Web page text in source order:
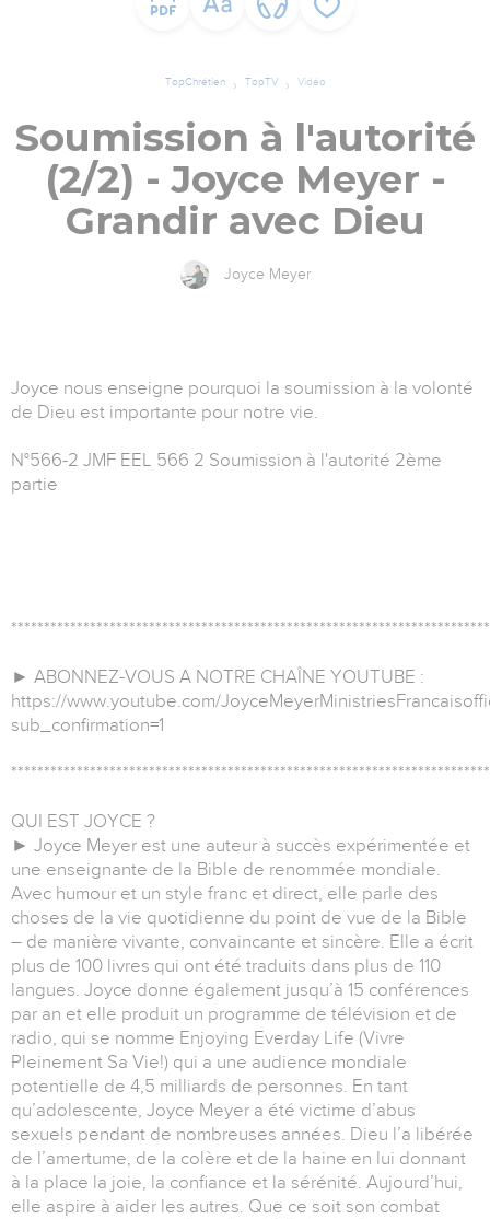
TopChrétien TopTV Vidéo
Soumission à l'autorité
(2/2) - Joyce Meyer -
Grandir avec Dieu
Joyce Meyer
Joyce nous enseigne pourquoi la soumission à la volonté
de Dieu est importante pour notre vie.
N°566-2 JMF EEL 566 2 Soumission à l'autorité 2ème
partie
► ABONNEZ-VOUS A NOTRE CHAÎNE YOUTUBE :
https://www.youtube.com/
sub_confirmation=1
QUI EST JOYCE ?
► Joyce Meyer est une auteur à succès expérimentée et
une enseignante de la Bible de renommée mondiale.
Avec humour et un style franc et direct, elle parle des
choses de la vie quotidienne du point de vue de la Bible
– de manière vivante, convaincante et sincère. Elle a écrit
plus de 100 livres qui ont été traduits dans plus de 110
langues. Joyce donne également jusqu’à 15 conférences
par an et elle produit un programme de télévision et de
radio, qui se nomme Enjoying Everday Life (Vivre
Pleinement Sa Vie!) qui a une audience mondiale
potentielle de 4,5 milliards de personnes. En tant
qu’adolescente, Joyce Meyer a été victime d’abus
sexuels pendant de nombreuses années. Dieu l’a libérée
de l’amertume, de la colère et de la haine en lui donnant
à la place la joie, la confiance et la sérénité. Aujourd’hui,
elle aspire à aider les autres. Que ce soit son combat